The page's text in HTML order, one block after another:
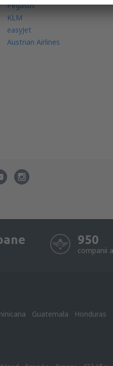
Pegasus
KLM
easyJet
Austrian Airlines
950
companii
Guatemala Honduras